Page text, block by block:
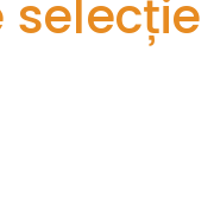
selecție